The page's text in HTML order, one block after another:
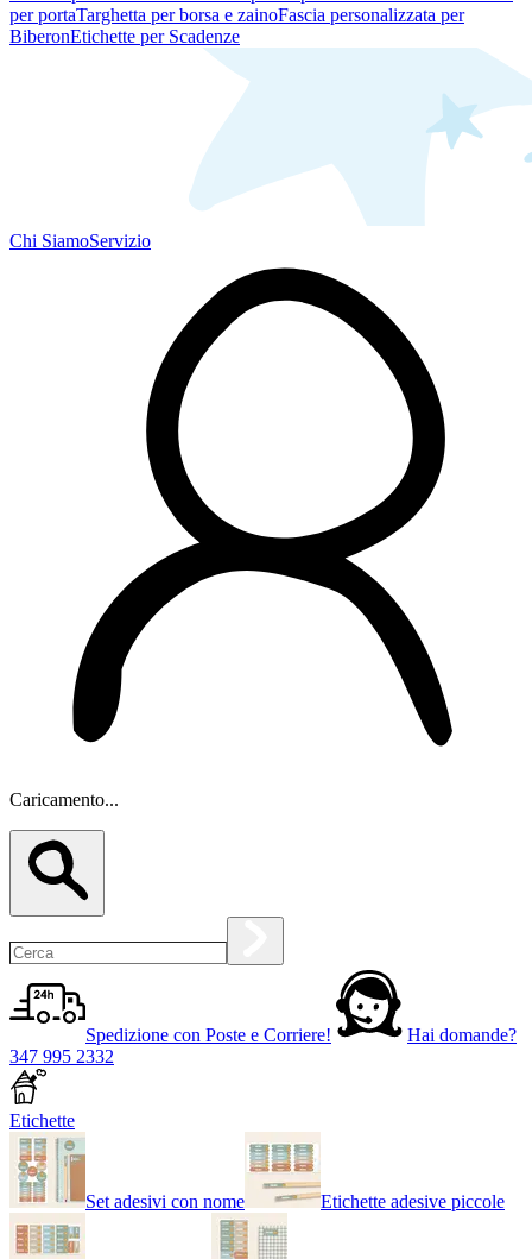
per portaTarghetta per borsa e zainoFascia personalizzata per
BiberonEtichette per Scadenze
Chi SiamoServizio
Caricamento...
Spedizione con Poste e Corriere!
Hai domande?
347 995 2332
Etichette
Set adesivi con nome Etichette adesive piccole